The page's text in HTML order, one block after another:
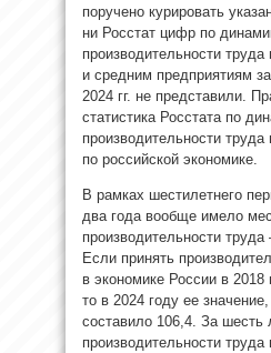
поручено курировать
ни Росстат цифр по
производительности
и средним предприятиям
2024 гг. не представили.
статистика Росстата по
производительности труда
по российской экономике.
В рамках шестилетнего
два года вообще имело
производительности
Если принять
в экономике России в 2018
то в 2024 году ее
составило 106,4. За шесть
производительности труда